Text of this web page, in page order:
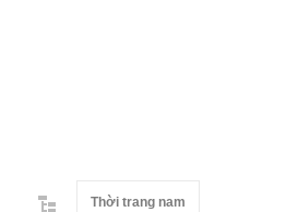
Thời trang nam